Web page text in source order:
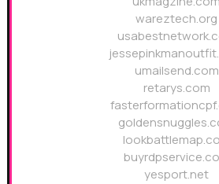
wareztech.org
umailsend.com
retarys.com
yesport.net